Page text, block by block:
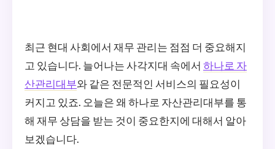
최근 현대 사회에서 재무 관리는 점점 더 중요해지
고 있습니다. 늘어나는 사각지대 속에서 하나로 자
산관리대부와 같은 전문적인 서비스의 필요성이
커지고 있죠. 오늘은 왜 하나로 자산관리대부를 통
해 재무 상담을 받는 것이 중요한지에 대해서 알아
보겠습니다.